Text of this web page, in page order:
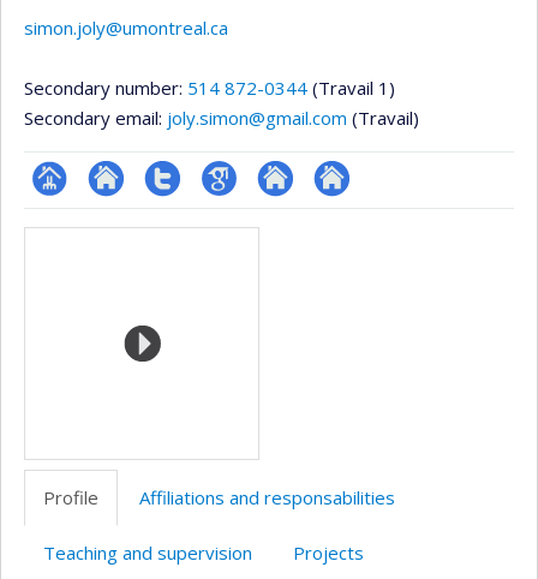
simon.joly@umontreal.ca
Secondary number: 514 872-0344 (Travail 1)
Secondary email: joly.simon@gmail.com (Travail)
Page Site
recherche
CompteGoogleAutre Autre
Media
Profile Affiliations and responsabilities
Teaching and supervision Projects